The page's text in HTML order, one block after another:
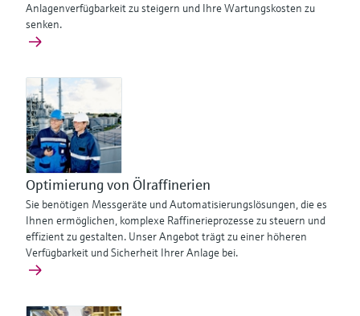
Anlagenverfügbarkeit zu steigern und Ihre Wartungskosten zu
senken.
Optimierung von Ölraffinerien
Sie benötigen Messgeräte und Automatisierungslösungen, die es
Ihnen ermöglichen, komplexe Raffinerieprozesse zu steuern und
effizient zu gestalten. Unser Angebot trägt zu einer höheren
Verfügbarkeit und Sicherheit Ihrer Anlage bei.